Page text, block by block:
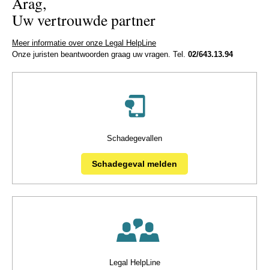
Uw vertrouwde partner
Meer informatie over onze Legal HelpLine
Onze juristen beantwoorden graag uw vragen. Tel. 02/643.13.94
Schadegevallen
Schadegeval melden
Legal HelpLine